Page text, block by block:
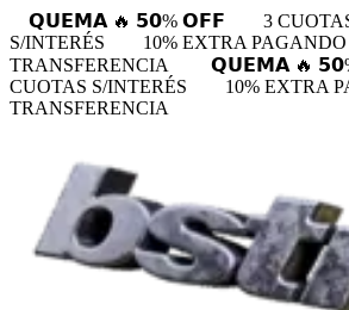
𝗤𝗨𝗘𝗠𝗔 🔥 𝟱𝟬% 𝗢𝗙𝗙
3
S/INTERÉS
10% EXTRA
TRANSFERENCIA
𝗤𝗨𝗘𝗠𝗔 🔥
CUOTAS S/INTERÉS
10% EXTRA
TRANSFERENCIA